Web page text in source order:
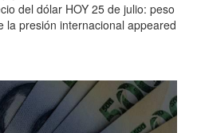
del dólar HOY 25 de julio: peso
la presión internacional appeared